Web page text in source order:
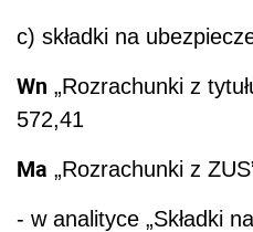
c) składki na
Wn „Rozrachunki z
572,41
Ma „Rozrachunki z
- w analityce „Składki